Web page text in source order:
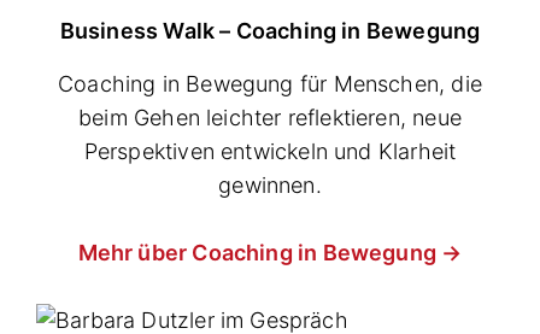
Business Walk – Coaching in Bewegung
Coaching in Bewegung für Menschen, die
beim Gehen leichter reflektieren, neue
Perspektiven entwickeln und Klarheit
gewinnen.
Mehr über Coaching in Bewegung →